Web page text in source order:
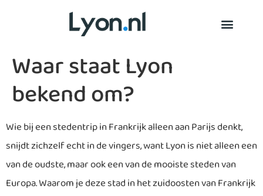
Waar staat Lyon
bekend om?
Wie bij een stedentrip in Frankrijk alleen aan Parijs denkt,
snijdt zichzelf echt in de vingers, want Lyon is niet alleen een
van de oudste, maar ook een van de mooiste steden van
Europa. Waarom je deze stad in het zuidoosten van Frankrijk